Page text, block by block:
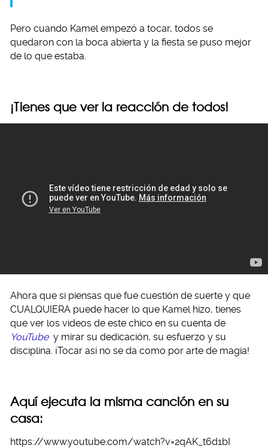
Pero cuando Kamel empezó a tocar, todos se
quedaron con la boca abierta y la fiesta se puso mejor
de lo que estaba.
¡Tienes que ver la reacción de todos!
Ahora que si piensas que fue cuestión de suerte y que
CUALQUIERA puede hacer lo que Kamel hizo, tienes
que ver los videos de este chico en su cuenta de
YouTube y mirar su dedicación, su esfuerzo y su
disciplina. ¡Tocar así no se da como por arte de magia!
Aquí ejecuta la misma canción en su
casa:
https://www.youtube.com/watch?v=2qAK_t6d1bI